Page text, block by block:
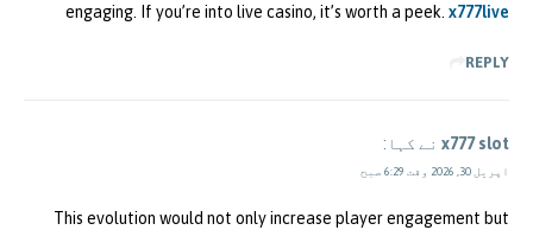
engaging. If you’re into live casino, it’s worth a peek. x777live
REPLY
x777 slot نے کہا:
اپریل 30, 2026 وقت 6:29 صبح
This evolution would not only increase player engagement but